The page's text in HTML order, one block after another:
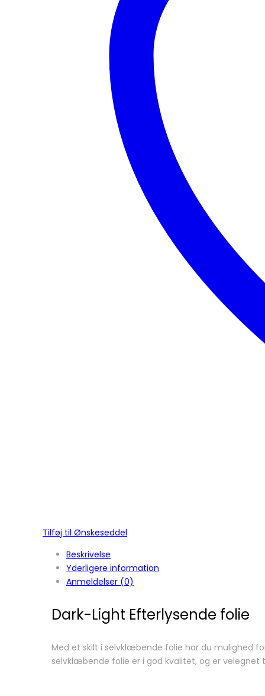
Tilføj til Ønskeseddel
Beskrivelse
Yderligere information
Anmeldelser (0)
Dark-Light Efterlysende folie
Med et skilt i selvklæbende folie har du mulighed
selvklæbende folie er i god kvalitet, og er velegnet